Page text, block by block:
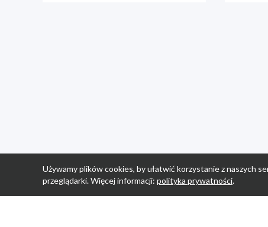
Używamy plików cookies, by ułatwić korzystanie z naszych
przeglądarki. Więcej informacji: polityka prywatności.